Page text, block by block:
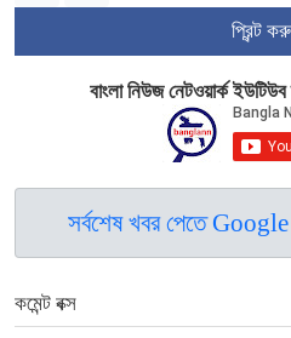
প্রিন্ট
বাংলা নিউজ নেটওয়ার্ক
সর্বশেষ খবর পেতে
কমেন্ট বক্স